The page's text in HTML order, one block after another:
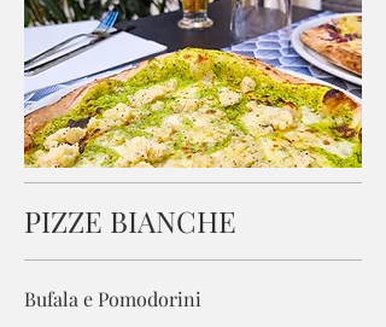
PIZZE BIANCHE
Bufala e Pomodorini